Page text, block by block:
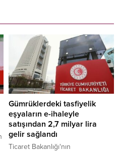
Gümrüklerdeki tasfiyelik
eşyaların e-ihaleyle
satışından 2,7 milyar lira
gelir sağlandı
Ticaret Bakanlığı'nın